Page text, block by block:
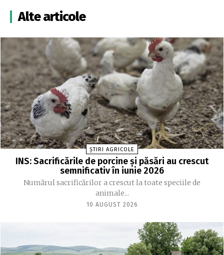
Alte articole
ȘTIRI AGRICOLE
INS: Sacrificările de porcine și păsări au crescut
semnificativ în iunie 2026
Numărul sacrificărilor a crescut la toate speciile de
animale...
10 AUGUST 2026